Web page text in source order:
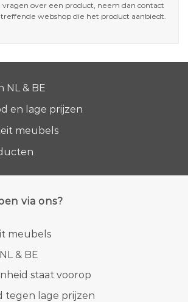
vragen over een product, neem dan contact
webshop die het product aanbiedt.
NL & BE
en lage prijzen
meubels
via ons?
meubels
& BE
staat voorop
tegen lage prijzen